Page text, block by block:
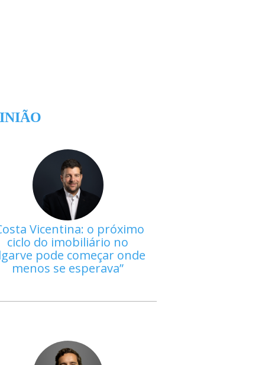
Vicentina: o próximo
ciclo do imobiliário no
pode começar onde
menos se esperava